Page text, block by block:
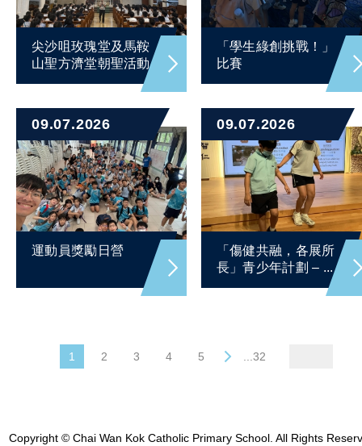
尖沙咀玫瑰堂及馬鞍
山聖方濟堂朝聖活動
「學生綠創挑戰！」
比賽
09.07.2026
運動員獎勵日營
09.07.2026
「傷健共融，各展所
長」青少年計劃 – ...
1 2 3 4 5 ...32
Copyright © Chai Wan Kok Catholic Primary School. All Rights